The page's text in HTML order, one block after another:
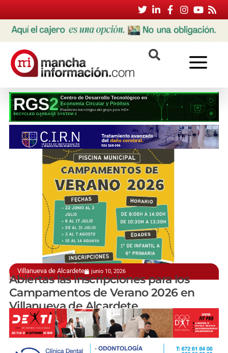
Villanueva de Alcardete junio 10, 2026
En la Piscina Municipal
Abiertas las inscripciones para los
Campamentos de Verano 2026 en
Villanueva de Alcardete
manchainformacion.com